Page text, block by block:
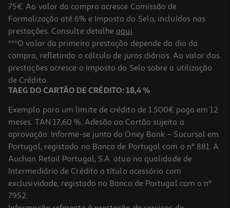
75€. Ao valor da compra acresce Comissão de
Formalização até 6% e Imposto do Selo, incluídos nas
prestações. Consulte detalhe aqui.
***O valor da primeira prestação depende do dia da
compra, refletindo o cálculo de juros diários. Ao valor das
prestações acresce o Imposto do Selo sobre a utilização
de Crédito.
TAEG DO CARTÃO DE CRÉDITO: 18,4 %
Exemplo para um limite de crédito de 1.500€ pago em 12
meses. TAN 17,60 %. Adesão ao Cartão sujeita a
aprovação. Informe-se junto do Oney Bank – Sucursal em
Portugal, registado no Banco de Portugal com o nº 881. A
Auchan Retail Portugal, S.A. atua na qualidade de
Intermediário de Crédito a título acessório com
exclusividade, registado no Banco de Portugal com o nº
7952.